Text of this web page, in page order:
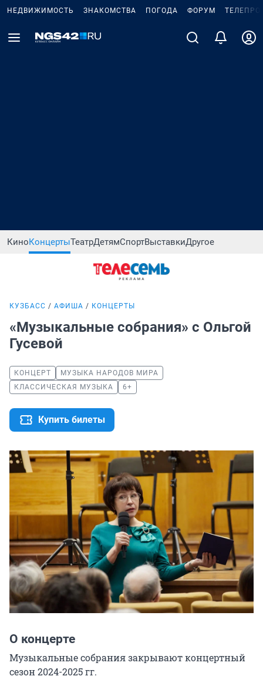
НЕДВИЖИМОСТЬ ЗНАКОМСТВА ПОГОДА ФОРУМ
КиноКонцертыТеатрДетямСпортВыставкиДругое
КУЗБАСС АФИША КОНЦЕРТЫ
«Музыкальные собрания» с Ольгой
Гусевой
КОНЦЕРТ
МУЗЫКА НАРОДОВ МИРА
КЛАССИЧЕСКАЯ МУЗЫКА
6+
Купить билеты
О концерте
Музыкальные собрания закрывают концертный
сезон 2024-2025 гг.